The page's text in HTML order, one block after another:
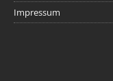
Impressum